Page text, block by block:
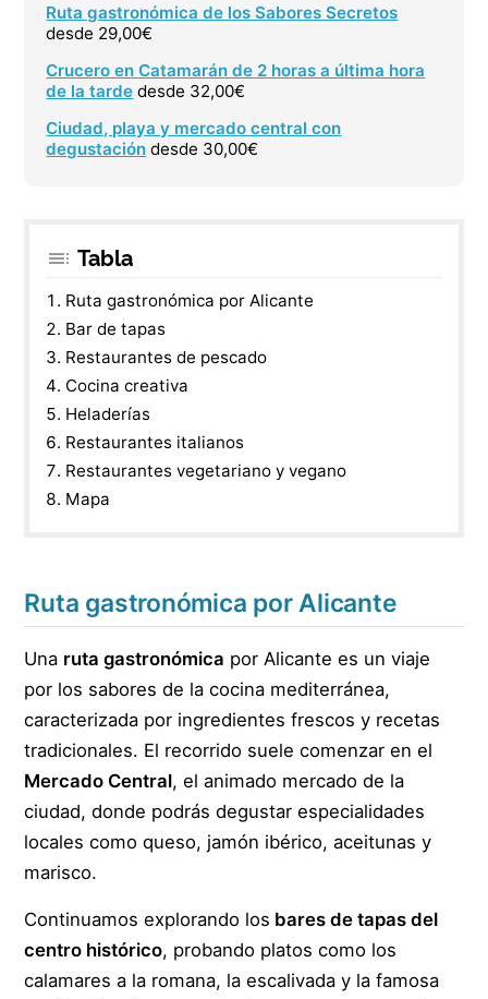
Ruta gastronómica de los Sabores Secretos
desde 29,00€
Crucero en Catamarán de 2 horas a última hora
de la tarde desde 32,00€
Ciudad, playa y mercado central con
degustación desde 30,00€
Tabla
Ruta gastronómica por Alicante
Bar de tapas
Restaurantes de pescado
Cocina creativa
Heladerías
Restaurantes italianos
Restaurantes vegetariano y vegano
Mapa
Ruta gastronómica por Alicante
Una ruta gastronómica por Alicante es un viaje
por los sabores de la cocina mediterránea,
caracterizada por ingredientes frescos y recetas
tradicionales. El recorrido suele comenzar en el
Mercado Central, el animado mercado de la
ciudad, donde podrás degustar especialidades
locales como queso, jamón ibérico, aceitunas y
marisco.
Continuamos explorando los bares de tapas del
centro histórico, probando platos como los
calamares a la romana, la escalivada y la famosa